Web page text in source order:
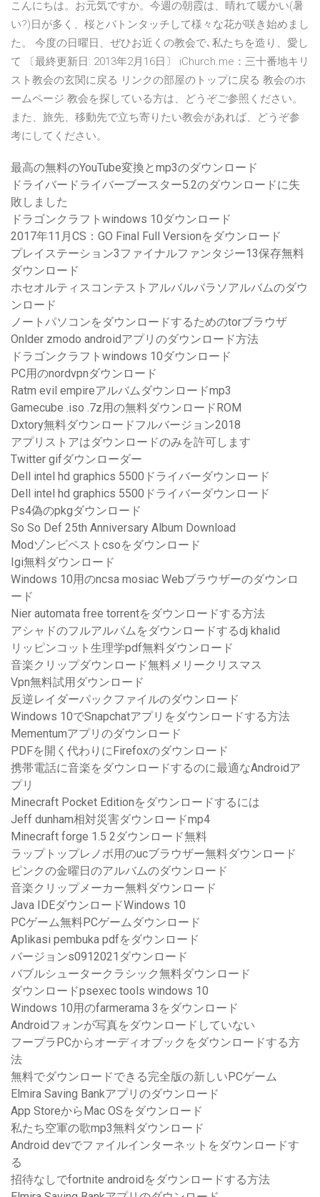
こんにちは。お元気ですか。今週の朝霞は、晴れて暖かい(暑
い?)日が多く、桜とバトンタッチして様々な花が咲き始めまし
た。 今度の日曜日、ぜひお近くの教会で､私たちを造り、愛し
て 〔最終更新日: 2013年2月16日〕 iChurch.me：三十番地キリ
スト教会の玄関に戻る リンクの部屋のトップに戻る 教会のホ
ームページ 教会を探している方は、どうぞご参照ください。
また、旅先、移動先で立ち寄りたい教会があれば、どうぞ参
考にしてください。
最高の無料のYouTube変換とmp3のダウンロード
ドライバードライバーブースター5.2のダウンロードに失
敗しました
ドラゴンクラフトwindows 10ダウンロード
2017年11月CS：GO Final Full Versionをダウンロード
プレイステーション3ファイナルファンタジー13保存無料
ダウンロード
ホセオルティスコンテストアルバルバラソアルバムのダウ
ンロード
ノートパソコンをダウンロードするためのtorブラウザ
Onlder zmodo androidアプリのダウンロード方法
ドラゴンクラフトwindows 10ダウンロード
PC用のnordvpnダウンロード
Ratm evil empireアルバムダウンロードmp3
Gamecube .iso .7z用の無料ダウンロードROM
Dxtory無料ダウンロードフルバージョン2018
アプリストアはダウンロードのみを許可します
Twitter gifダウンローダー
Dell intel hd graphics 5500ドライバーダウンロード
Dell intel hd graphics 5500ドライバーダウンロード
Ps4偽のpkgダウンロード
So So Def 25th Anniversary Album Download
Modゾンビペストcsoをダウンロード
Igi無料ダウンロード
Windows 10用のncsa mosiac Webブラウザーのダウンロ
ード
Nier automata free torrentをダウンロードする方法
アシャドのフルアルバムをダウンロードするdj ​​khalid
リッピンコット生理学pdf無料ダウンロード
音楽クリップダウンロード無料メリークリスマス
Vpn無料試用ダウンロード
反逆レイダーパックファイルのダウンロード
Windows 10でSnapchatアプリをダウンロードする方法
Mementumアプリのダウンロード
PDFを開く代わりにFirefoxのダウンロード
携帯電話に音楽をダウンロードするのに最適なAndroidア
プリ
Minecraft Pocket Editionをダウンロードするには
Jeff dunham相対災害ダウンロードmp4
Minecraft forge 1.5 2ダウンロード無料
ラップトップレノボ用のucブラウザー無料ダウンロード
ピンクの金曜日のアルバムのダウンロード
音楽クリップメーカー無料ダウンロード
Java IDEダウンロードWindows 10
PCゲーム無料PCゲームダウンロード
Aplikasi pembuka pdfをダウンロード
バージョンs0912021ダウンロード
バブルシュータークラシック無料ダウンロード
ダウンロードpsexec tools windows 10
Windows 10用のfarmerama 3をダウンロード
Androidフォンが写真をダウンロードしていない
フープラPCからオーディオブックをダウンロードする方
法
無料でダウンロードできる完全版の新しいPCゲーム
Elmira Saving Bankアプリのダウンロード
App StoreからMac OSをダウンロード
私たち空軍の歌mp3無料ダウンロード
Android devでファイルインターネットをダウンロードす
る
招待なしでfortnite androidをダウンロードする方法